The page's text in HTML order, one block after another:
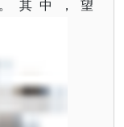
其中，望